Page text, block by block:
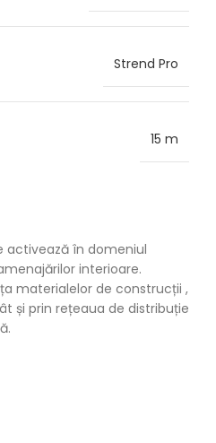
Strend Pro
15 m
activează în domeniul
interioare.
materialelor de construcții ,
și prin rețeaua de distribuție